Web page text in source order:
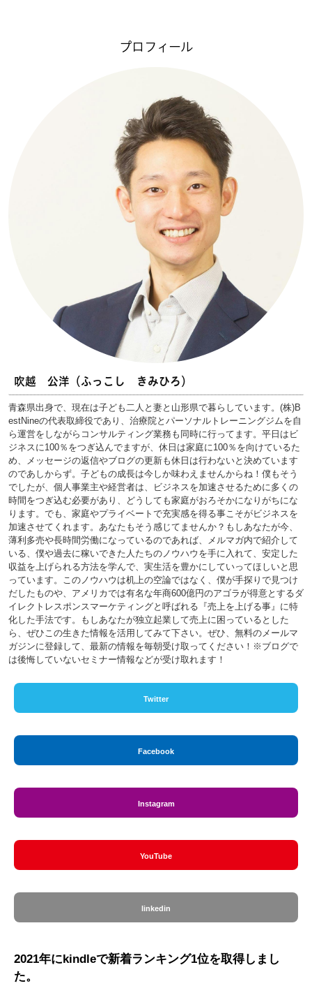
プロフィール
吹越 公洋（ふっこし きみひろ）
青森県出身で、現在は子ども二人と妻と山形県で暮らしています。(株)B
estNineの代表取締役であり、治療院とパーソナルトレーニングジムを自
ら運営をしながらコンサルティング業務も同時に行ってます。平日はビ
ジネスに100％をつぎ込んでますが、休日は家庭に100％を向けているた
め、メッセージの返信やブログの更新も休日は行わないと決めています
のであしからず。子どもの成長は今しか味わえませんからね！僕もそう
でしたが、個人事業主や経営者は、ビジネスを加速させるために多くの
時間をつぎ込む必要があり、どうしても家庭がおろそかになりがちにな
ります。でも、家庭やプライベートで充実感を得る事こそがビジネスを
加速させてくれます。あなたもそう感じてませんか？もしあなたが今、
薄利多売や長時間労働になっているのであれば、メルマガ内で紹介して
いる、僕や過去に稼いできた人たちのノウハウを手に入れて、安定した
収益を上げられる方法を学んで、実生活を豊かにしていってほしいと思
っています。このノウハウは机上の空論ではなく、僕が手探りで見つけ
だしたものや、アメリカでは有名な年商600億円のアゴラが得意とするダ
イレクトレスポンスマーケティングと呼ばれる『売上を上げる事』に特
化した手法です。もしあなたが独立起業して売上に困っているとした
ら、ぜひこの生きた情報を活用してみて下さい。ぜひ、無料のメールマ
ガジンに登録して、最新の情報を毎朝受け取ってください！※ブログで
は後悔していないセミナー情報などが受け取れます！
Twitter
Facebook
Instagram
YouTube
linkedin
2021年にkindleで新着ランキング1位を取得しまし
た。